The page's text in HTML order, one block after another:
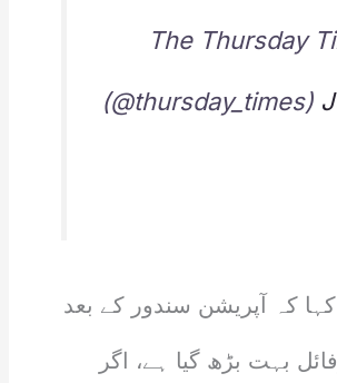
— The Thursday
(@thursday_times)
کہ آپریشن سندور کے بعد
بہت بڑھ گیا ہے، اگر